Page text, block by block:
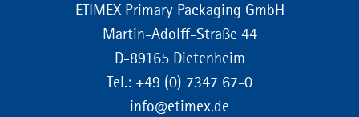
ETIMEX Primary Packaging GmbH
Martin-Adolff-Straße 44
D-89165 Dietenheim
Tel.: +49 (0) 7347 67-0
info@etimex.de